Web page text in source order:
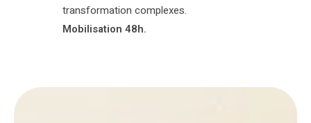
transformation complexes.
Mobilisation 48h.